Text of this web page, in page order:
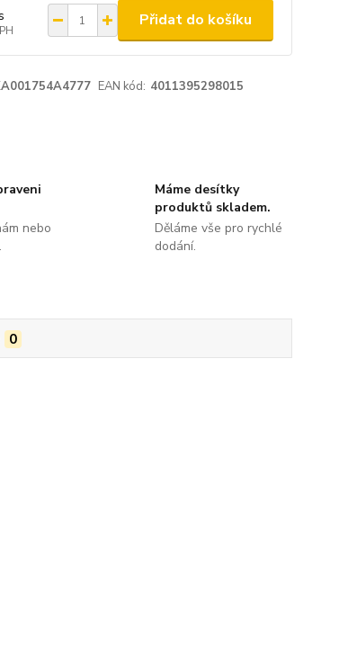
Přidat do košíku
EAN kód: 4011395298015
nebo
Máme desítky
produktů skladem.
Děláme vše pro rychlé
dodání.
0